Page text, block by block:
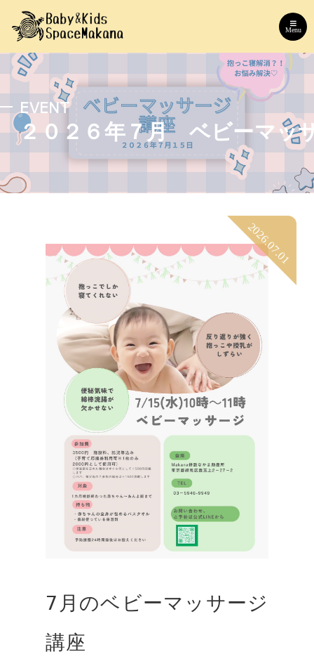
Menu
２０２６年７月 ベビーマッ
EVENT
2026.07.01
7月のベビーマッサージ
講座